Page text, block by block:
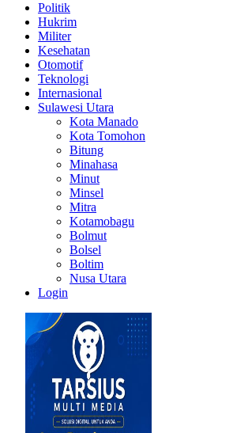
Politik
Hukrim
Militer
Kesehatan
Otomotif
Teknologi
Internasional
Sulawesi Utara
Kota Manado
Kota Tomohon
Bitung
Minahasa
Minut
Minsel
Mitra
Kotamobagu
Bolmut
Bolsel
Boltim
Nusa Utara
Login